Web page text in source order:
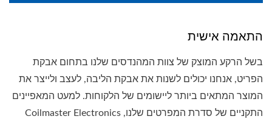
התאמה אישית
בשל הרקע המוצק של צוות המהנדסים שלנו בתחום אבקת
הפריט, אנחנו יכולים לשנות את אבקת הליבה, לעצב ולייצר את
המוצר המתאים ביותר ליישומים של הלקוחות. למעט המאפיינים
התקניים של סדרת המפרטים שלנו, Coilmaster Electronics